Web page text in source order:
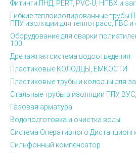
Фитинги ПНД, PERT, PVC-U, НПВХ и
Гибкие теплоизолированные трубы
ППУ изоляции для теплотрасс, ГВС и
Оборудование для сварки
100
Дренажная система водоотведения
Пластиковые КОЛОДЦЫ, ЕМКОСТИ
Пластиковые трубы и колодцы для
Стальные трубы в изоляции ППУ,
Газовая арматура
Водоподготовка и очистка воды
Система Оперативного
Сильфонный компенсатор